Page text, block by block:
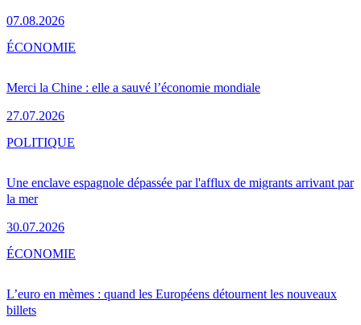
07.08.2026
Merci la Chine : elle a sauvé l’économie mondiale
27.07.2026
ÉCONOMIE
Une enclave espagnole dépassée par l'afflux de migrants arrivant par
la mer
30.07.2026
POLITIQUE
L’euro en mèmes : quand les Européens détournent les nouveaux
billets
ÉCONOMIE